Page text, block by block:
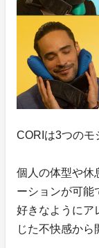
CORIは3つのモ
個人の体型や休
ーションが可能
好きなようにア
じた不快感から